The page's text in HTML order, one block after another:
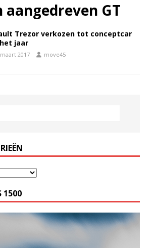
GT
Trezor verkozen tot conceptcar
jaar
2017 move45
1500